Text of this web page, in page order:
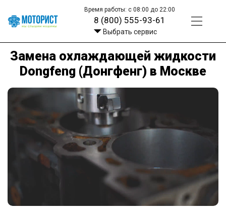
Время работы: с 08:00 до 22:00
8 (800) 555-93-61
Выбрать сервис
Замена охлаждающей жидкости
Dongfeng (Донгфенг) в Москве